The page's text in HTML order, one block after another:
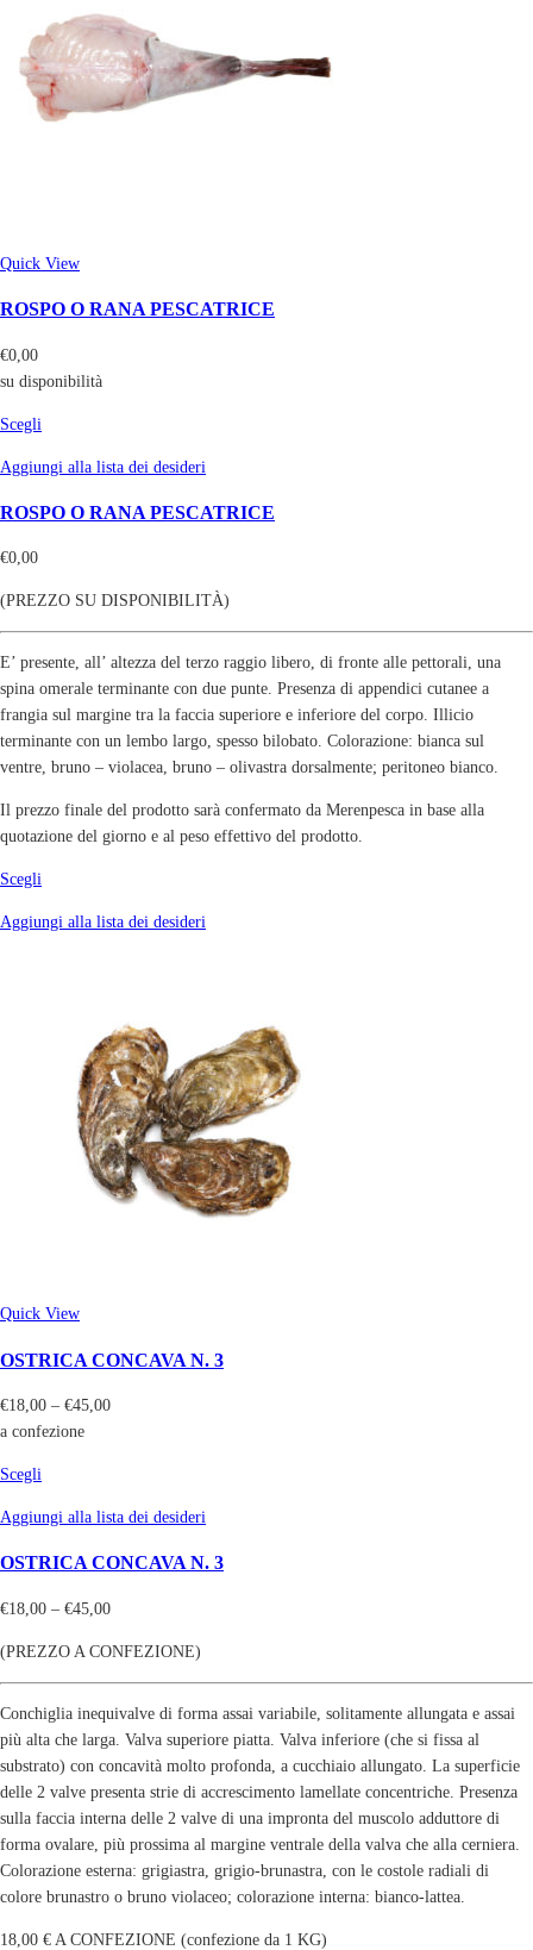
Quick View
ROSPO O RANA PESCATRICE
€0,00
su disponibilità
Scegli
Aggiungi alla lista dei desideri
ROSPO O RANA PESCATRICE
€0,00
(PREZZO SU DISPONIBILITÀ)
E’ presente, all’ altezza del terzo raggio libero, di fronte alle pettorali, una
spina omerale terminante con due punte. Presenza di appendici cutanee a
frangia sul margine tra la faccia superiore e inferiore del corpo. Illicio
terminante con un lembo largo, spesso bilobato. Colorazione: bianca sul
ventre, bruno – violacea, bruno – olivastra dorsalmente; peritoneo bianco.
Il prezzo finale del prodotto sarà confermato da Merenpesca in base alla
quotazione del giorno e al peso effettivo del prodotto.
Scegli
Aggiungi alla lista dei desideri
Quick View
OSTRICA CONCAVA N. 3
€18,00 – €45,00
a confezione
Scegli
Aggiungi alla lista dei desideri
OSTRICA CONCAVA N. 3
€18,00 – €45,00
(PREZZO A CONFEZIONE)
Conchiglia inequivalve di forma assai variabile, solitamente allungata e assai
più alta che larga. Valva superiore piatta. Valva inferiore (che si fissa al
substrato) con concavità molto profonda, a cucchiaio allungato. La superficie
delle 2 valve presenta strie di accrescimento lamellate concentriche. Presenza
sulla faccia interna delle 2 valve di una impronta del muscolo adduttore di
forma ovalare, più prossima al margine ventrale della valva che alla cerniera.
Colorazione esterna: grigiastra, grigio-brunastra, con le costole radiali di
colore brunastro o bruno violaceo; colorazione interna: bianco-lattea.
18,00 € A CONFEZIONE (confezione da 1 KG)